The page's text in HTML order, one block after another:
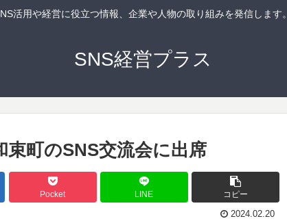
活用や経営に役立つ情報、企業や人物の取り組みを発信します。
SNS経営プラス
町のSNS交流会に出席
Pocket LINE コピー
2024.02.20